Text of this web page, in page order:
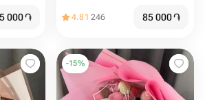
000֏ 4.81 246 85 000֏
-15%